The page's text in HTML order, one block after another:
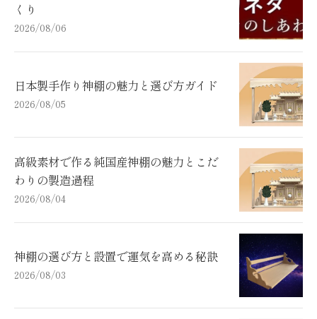
くり
2026/08/06
日本製手作り神棚の魅力と選び方ガイド
2026/08/05
高級素材で作る純国産神棚の魅力とこだ
わりの製造過程
2026/08/04
神棚の選び方と設置で運気を高める秘訣
2026/08/03